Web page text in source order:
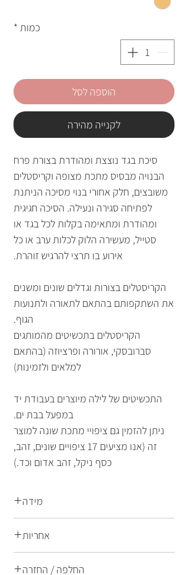
כמות *
הוספה לסל
לקנייה מהירה
סיכת בגד נוצצת ומהודרת בצורת פרח
הבנויה מבסיס מתכת מצופה וקריסטלים
משובצים, חלק אחורי בנוי מסיכה הניתנת
לפתיחה סגירה ונעילה. הסיכה חגיגית
ומהודרת ומתאימה בקלות לכל בגד או
סטייל, מעשירה הלוק לכלות ערב או כל
אירוע בו תרצי להרגיש זוהרת.
הקריסטלים בצורות וגדלים שונים ומשנים
את השתקפותם בהתאם לתאורה ולתנועות
הגוף.
הקריסטלים בתכשיטים מהמותגים
סברובסקי, אורורה ופרציוזה (בהתאם
למלאים ולזמינות)
התכשיטים של לילה מיוצרים בעבודת יד
במפעל בבת ים.
ניתן להזמין גם ציפויי מתכת שונה למוצר
זה (אנו מציעים 17 ציפויים שונים, זהב,
כסף ניקל, זהב אדום וכד.)
מידה
משקל: 14 גרםאחריות
החלפה / החזרה